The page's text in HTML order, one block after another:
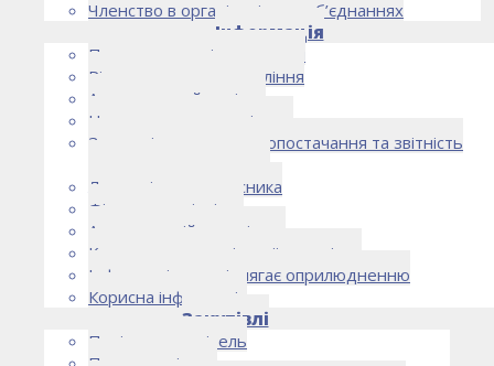
Членство в організаціях та об’єднаннях
Інформація
Правоустановчі документи
Рішення органу управління
Аудиторський комітет
Нормативно-правові акти
Загальні умови електропостачання та звітність
Лист очікувань власника
Фінансова звітність
Антикорупційна політика
Кодекс етики та ділової поведінки
Інформація, що підлягає оприлюдненню
Корисна інформація
Закупівлі
Політика закупівель